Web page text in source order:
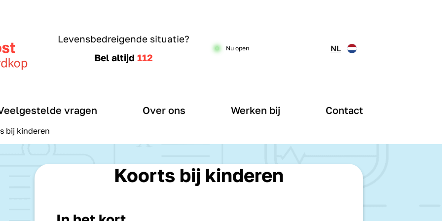
Levensbedreigende situatie?
Bel altijd112
Nu open NL
vragen Over ons Werken bij Contact
bij kinderen
Koorts bij kinderen